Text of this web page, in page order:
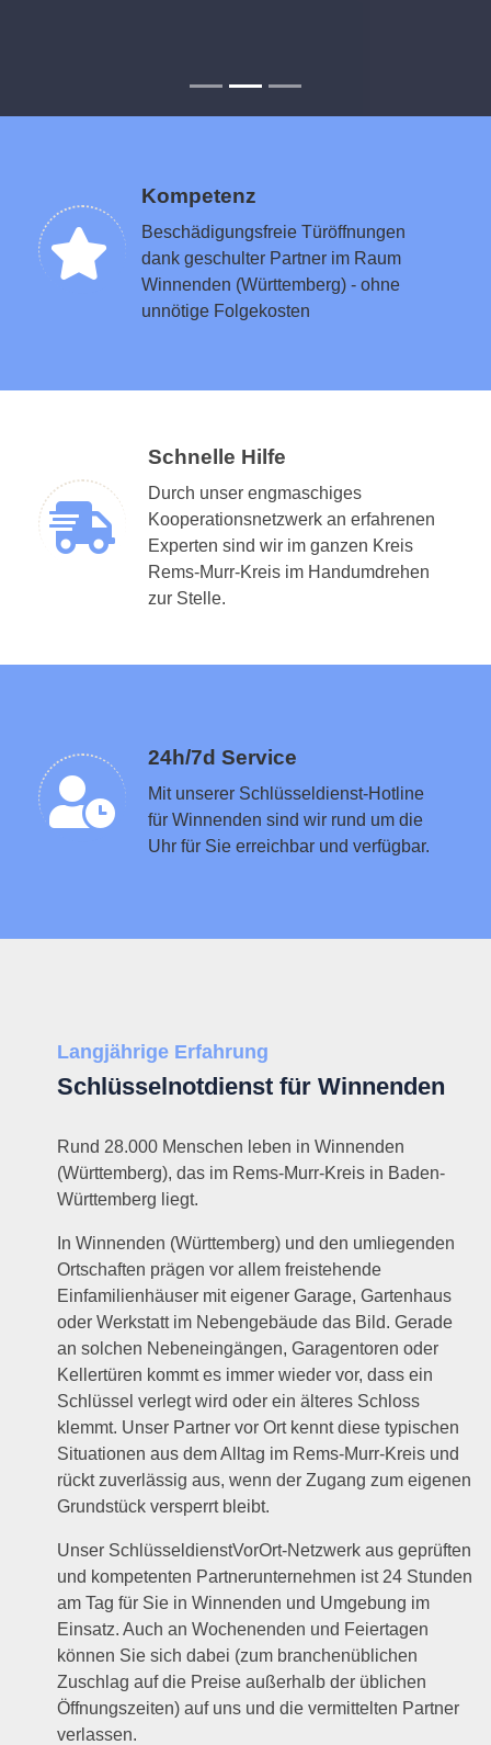
Kompetenz
Beschädigungsfreie Türöffnungen
dank geschulter Partner im Raum
Winnenden (Württemberg) - ohne
unnötige Folgekosten
Schnelle Hilfe
Durch unser engmaschiges
Kooperationsnetzwerk an erfahrenen
Experten sind wir im ganzen Kreis
Rems-Murr-Kreis im Handumdrehen
zur Stelle.
24h/7d Service
Mit unserer Schlüsseldienst-Hotline
für Winnenden sind wir rund um die
Uhr für Sie erreichbar und verfügbar.
Schlüsseldienst in der Nähe vermitteln
Langjährige Erfahrung
Schlüsselnotdienst für Winnenden
Rund 28.000 Menschen leben in Winnenden
(Württemberg), das im Rems-Murr-Kreis in Baden-
Württemberg liegt.
In Winnenden (Württemberg) und den umliegenden
Ortschaften prägen vor allem freistehende
Einfamilienhäuser mit eigener Garage, Gartenhaus
oder Werkstatt im Nebengebäude das Bild. Gerade
an solchen Nebeneingängen, Garagentoren oder
Kellertüren kommt es immer wieder vor, dass ein
Schlüssel verlegt wird oder ein älteres Schloss
klemmt. Unser Partner vor Ort kennt diese typischen
Situationen aus dem Alltag im Rems-Murr-Kreis und
rückt zuverlässig aus, wenn der Zugang zum eigenen
Grundstück versperrt bleibt.
Unser SchlüsseldienstVorOrt-Netzwerk aus geprüften
und kompetenten Partnerunternehmen ist 24 Stunden
am Tag für Sie in Winnenden und Umgebung im
Einsatz. Auch an Wochenenden und Feiertagen
können Sie sich dabei (zum branchenüblichen
Zuschlag auf die Preise außerhalb der üblichen
Öffnungszeiten) auf uns und die vermittelten Partner
verlassen.